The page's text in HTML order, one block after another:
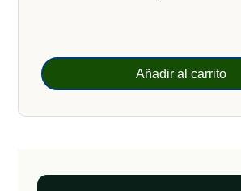
Añadir al carrito